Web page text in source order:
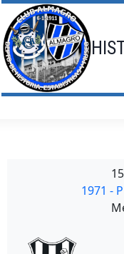
Saltar
al
contenido
1971 -